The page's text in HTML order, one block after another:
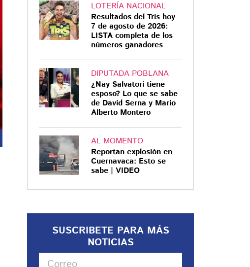
LOTERÍA NACIONAL
Resultados del Tris hoy
7 de agosto de 2026:
LISTA completa de los
números ganadores
DIPUTADA POBLANA
¿Nay Salvatori tiene
esposo? Lo que se sabe
de David Serna y Mario
Alberto Montero
AL MOMENTO
Reportan explosión en
Cuernavaca: Esto se
sabe | VIDEO
SUSCRIBETE PARA MÁS
NOTICIAS